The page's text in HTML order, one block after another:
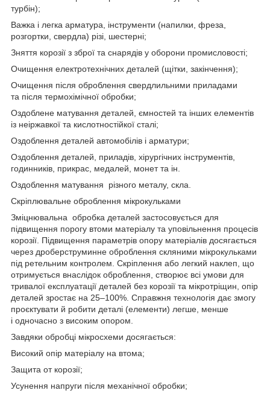
турбін);
Важка і легка арматура, інструменти (напилки, фреза,
розгортки, свердла) різі, шестерні;
Зняття корозії з зброї та снарядів у оборони промисловості;
Очищення електротехнічних деталей (щітки, закінчення);
Очищення після оброблення свердлильними приладами
та після термохімічної обробки;
Оздоблене матування деталей, ємностей та інших елементів
із неіржавкої та кислотностійкої сталі;
Оздоблення деталей автомобілів і арматури;
Оздоблення деталей, приладів, хірургічних інструментів,
годинників, прикрас, медалей, монет та ін.
Оздоблення матування різного металу, скла.
Скріплювальне оброблення мікрокульками
Зміцнювальна обробка деталей застосовується для
підвищення порогу втоми матеріалу та уповільнення процесів
корозії. Підвищення параметрів опору матеріалів досягається
через дроберструминне оброблення скляними мікрокульками
під ретельним контролем. Скріплення або легкий наклеп, що
отримується внаслідок оброблення, створює всі умови для
тривалої експлуатації деталей без корозії та мікротріщин, опір
деталей зростає на 25–100%. Справжня технологія дає змогу
проєктувати й робити деталі (елементи) легше, менше
і одночасно з високим опором.
Завдяки обробці мікросхеми досягається:
Високий опір матеріалу на втома;
Защита от корозії;
Усунення напруги після механічної обробки;